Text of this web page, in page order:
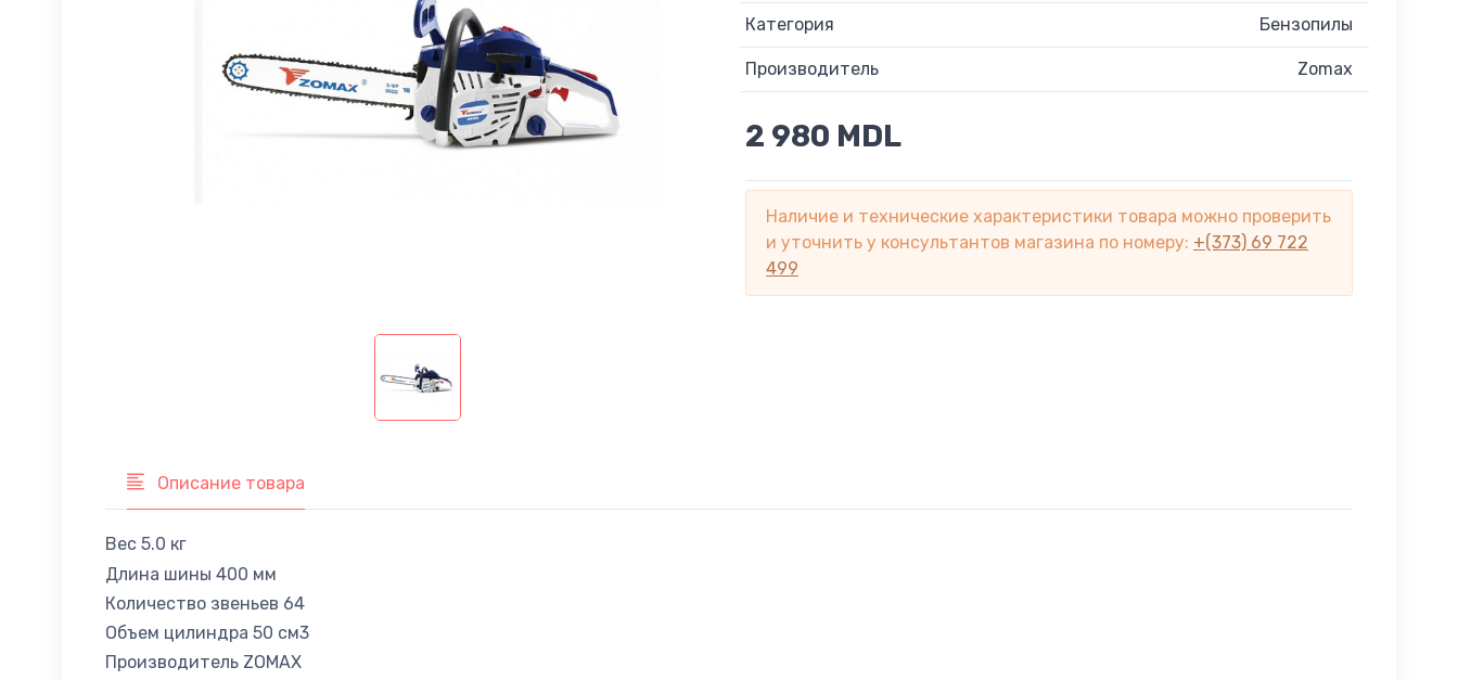
Категория Бензопилы
Производитель Zomax
2 980 MDL
Наличие и технические характеристики товара можно проверить
и уточнить у консультантов магазина по номеру: +(373) 69 722
499
Описание товара
Вес 5.0 кг
Длина шины 400 мм
Количество звеньев 64
Объем цилиндра 50 см3
Производитель ZOMAX